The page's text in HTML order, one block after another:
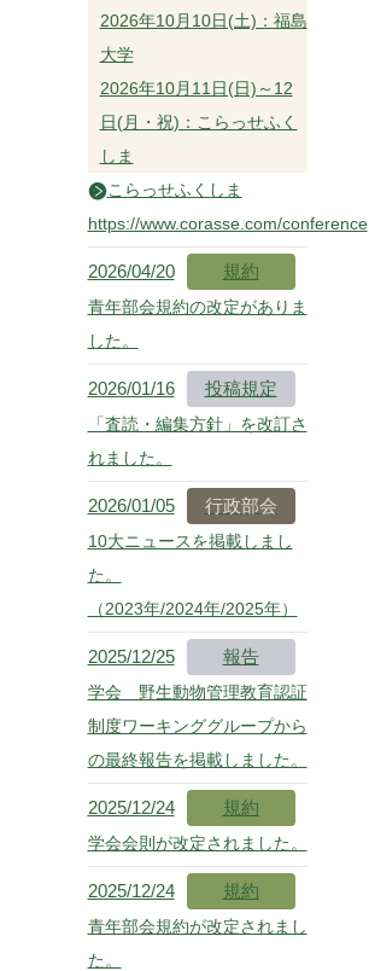
2026年10月10日(土)：福島
大学
2026年10月11日(日)～12
日(月・祝)：こらっせふく
しま
こらっせふくしま
https://www.corasse.com/conference
2026/04/20 規約
青年部会規約の改定がありま
した。
2026/01/16 投稿規定
「査読・編集方針」を改訂さ
れました。
2026/01/05 行政部会
10大ニュースを掲載しまし
た。
（2023年/2024年/2025年）
2025/12/25 報告
学会 野生動物管理教育認証
制度ワーキンググループから
の最終報告を掲載しました。
2025/12/24 規約
学会会則が改定されました。
2025/12/24 規約
青年部会規約が改定されまし
た。